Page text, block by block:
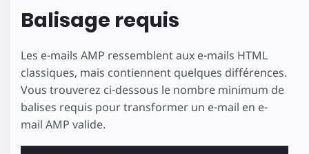
Balisage requis
Les e-mails AMP ressemblent aux e-mails HTML
classiques, mais contiennent quelques différences.
Vous trouverez ci-dessous le nombre minimum de
balises requis pour transformer un e-mail en e-
mail AMP valide.